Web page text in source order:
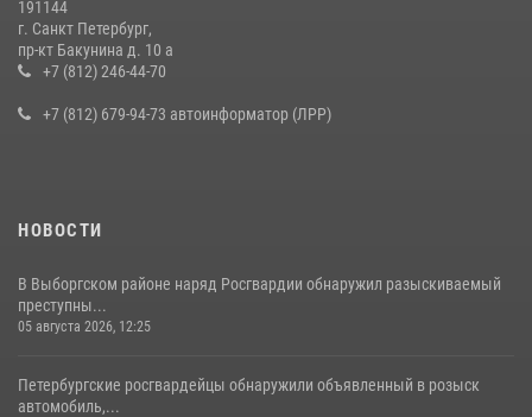
В Ленобласти сотрудники Росгвардии провели встречу с
воспитанниками детского клуба «Умные каникулы»
191144
г. Санкт Петербург,
пр-кт Бакунина д. 10 а
+7 (812) 246-44-70
+7 (812) 679-94-73 автоинформатор (ЛРР)
НОВОСТИ
В Выборгском районе наряд Росгвардии обнаружил разыскиваемый
преступны...
05 августа 2026, 12:25
Петербургские росгвардейцы обнаружили объявленный в розыск
автомобиль,...